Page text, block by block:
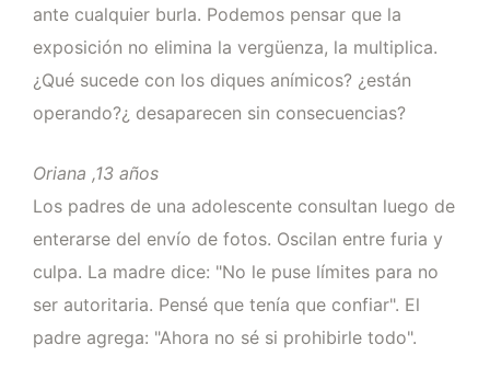
ante cualquier burla. Podemos pensar que la
exposición no elimina la vergüenza, la multiplica.
¿Qué sucede con los diques anímicos? ¿están
operando?¿ desaparecen sin consecuencias?
Oriana ,13 años
Los padres de una adolescente consultan luego de
enterarse del envío de fotos. Oscilan entre furia y
culpa. La madre dice: "No le puse límites para no
ser autoritaria. Pensé que tenía que confiar". El
padre agrega: "Ahora no sé si prohibirle todo".